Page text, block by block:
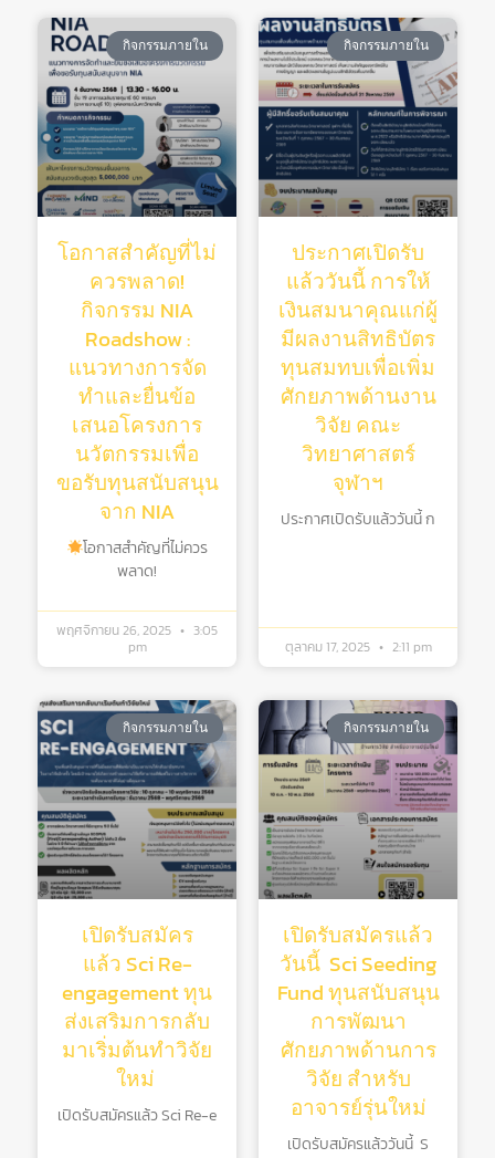
กิจกรรมภายใน
โอกาสสำคัญที่ไม่
ควรพลาด!
กิจกรรม NIA
Roadshow :
แนวทางการจัด
ทำและยื่นข้อ
เสนอโครงการ
นวัตกรรมเพื่อ
ขอรับทุนสนับสนุน
จาก NIA
โอกาสสำคัญที่ไม่ควร
พลาด!
พฤศจิกายน 26, 2025
3:05
pm
กิจกรรมภายใน
ประกาศเปิดรับ
แล้ววันนี้ การให้
เงินสมนาคุณแก่ผู้
มีผลงานสิทธิบัตร
ทุนสมทบเพื่อเพิ่ม
ศักยภาพด้านงาน
วิจัย คณะ
วิทยาศาสตร์
จุฬาฯ
ประกาศเปิดรับแล้ววันนี้ ก
ตุลาคม 17, 2025 2:11 pm
กิจกรรมภายใน
เปิดรับสมัคร
แล้ว Sci Re-
engagement ทุน
ส่งเสริมการกลับ
มาเริ่มต้นทําวิจัย
ใหม่
เปิดรับสมัครแล้ว Sci Re-e
กิจกรรมภายใน
เปิดรับสมัครแล้ว
วันนี้ Sci Seeding
Fund ทุนสนับสนุน
การพัฒนา
ศักยภาพด้านการ
วิจัย สําหรับ
อาจารย์รุ่นใหม่
เปิดรับสมัครแล้ววันนี้ S